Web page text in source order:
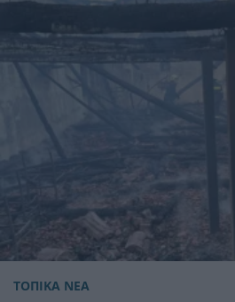
ΤΟΠΙΚΑ ΝΕΑ